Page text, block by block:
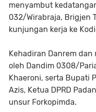
menyambut
032/Wirabraja, Brigjen
kunjungan kerja ke
Kehadiran Danrem
oleh Dandim 0308/
Khaeroni, serta Bupati
Azis, Ketua DPRD
unsur Forkopimda.